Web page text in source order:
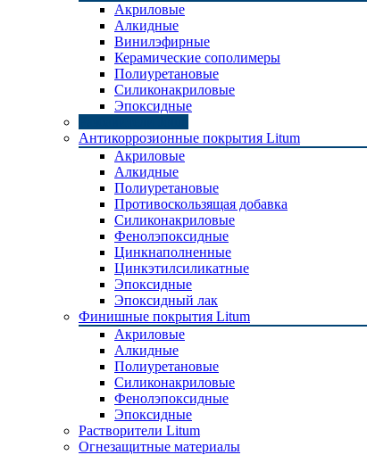
Акриловые
Алкидные
Винилэфирные
Керамические сополимеры
Полиуретановые
Силиконакриловые
Эпоксидные
Антикоррозионные покрытия Litum
Акриловые
Алкидные
Полиуретановые
Противоскользящая добавка
Силиконакриловые
Фенолэпоксидные
Цинкнаполненные
Цинкэтилсиликатные
Эпоксидные
Эпоксидный лак
Финишные покрытия Litum
Акриловые
Алкидные
Полиуретановые
Силиконакриловые
Фенолэпоксидные
Эпоксидные
Растворители Litum
Огнезащитные материалы